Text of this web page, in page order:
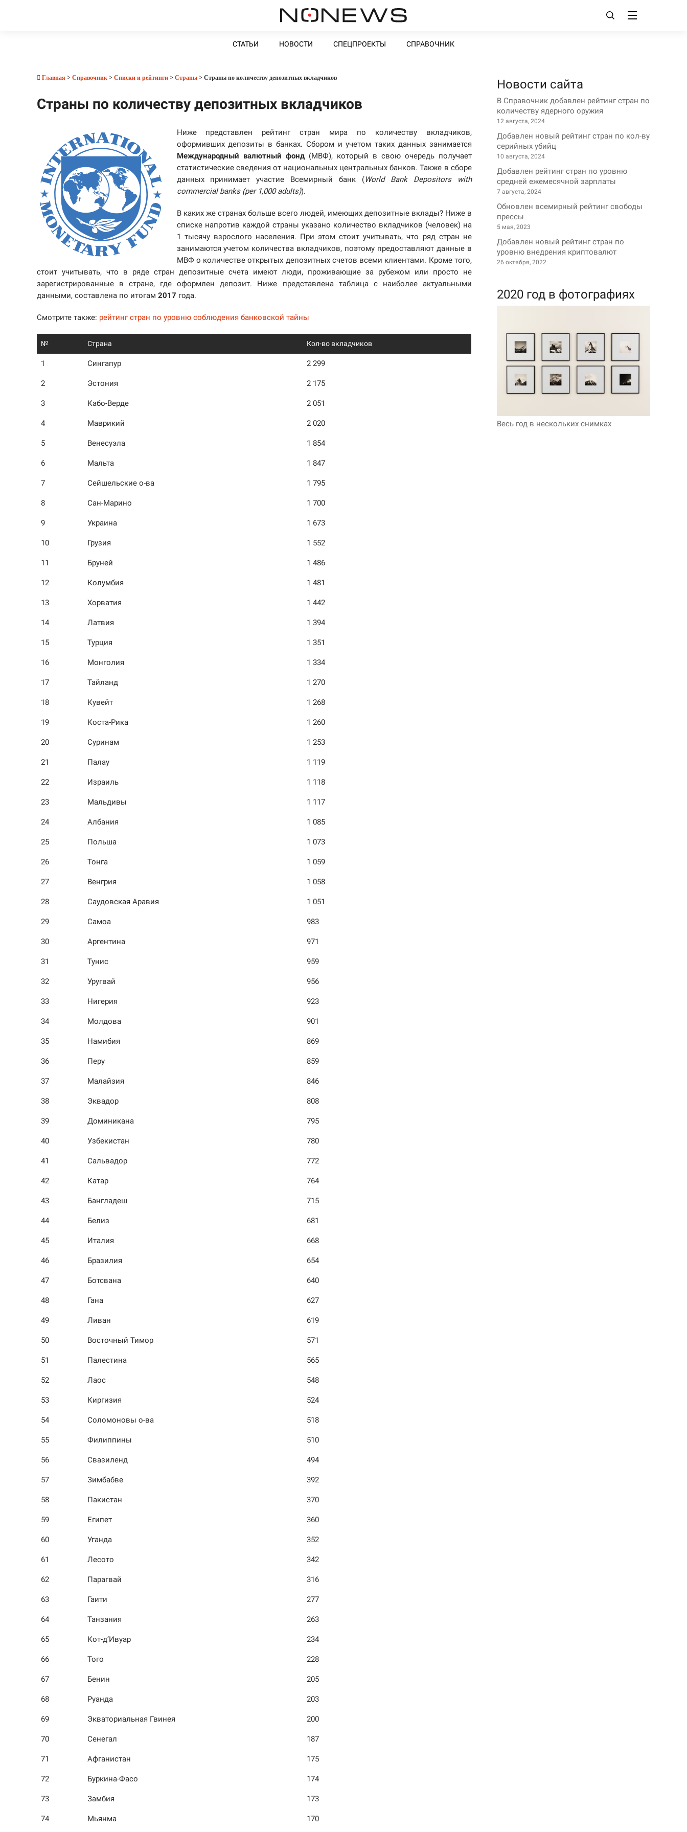
СТАТЬИ НОВОСТИ СПЕЦПРОЕКТЫ СПРАВОЧНИК
Главная > Справочник > Списки и рейтинги > Страны > Страны по количеству депозитных вкладчиков
Страны по количеству депозитных вкладчиков
Ниже представлен рейтинг стран мира по количеству вкладчиков,
оформивших депозиты в банках. Сбором и учетом таких данных занимается
Международный валютный фонд(МВФ), который в свою очередь получает
статистические сведения от национальных центральных банков. Также в сборе
данных принимает участие Всемирный банк (World Bank Depositors with
commercial banks (per 1,000 adults)).
В каких же странах больше всего людей, имеющих депозитные вклады? Ниже в
списке напротив каждой страны указано количество вкладчиков (человек) на
1 тысячу взрослого населения. При этом стоит учитывать, что ряд стран не
занимаются учетом количества вкладчиков, поэтому предоставляют данные в
МВФ о количестве открытых депозитных счетов всеми клиентами. Кроме того,
стоит учитывать, что в ряде стран депозитные счета имеют люди, проживающие за рубежом или просто не
зарегистрированные в стране, где оформлен депозит. Ниже представлена таблица с наиболее актуальными
данными, составлена по итогам 2017 года.
Смотрите также: рейтинг стран по уровню соблюдения банковской тайны
№ Страна Кол-во вкладчиков
1 Сингапур 2 299
2 Эстония 2 175
3 Кабо-Верде 2 051
4 Маврикий 2 020
5 Венесуэла 1 854
6 Мальта 1 847
7 Сейшельские о-ва 1 795
8 Сан-Марино 1 700
9 Украина 1 673
10 Грузия 1 552
11 Бруней 1 486
12 Колумбия 1 481
13 Хорватия 1 442
14 Латвия 1 394
15 Турция 1 351
16 Монголия 1 334
17 Тайланд 1 270
18 Кувейт 1 268
19 Коста-Рика 1 260
20 Суринам 1 253
21 Палау 1 119
22 Израиль 1 118
23 Мальдивы 1 117
24 Албания 1 085
25 Польша 1 073
26 Тонга 1 059
27 Венгрия 1 058
28 Саудовская Аравия 1 051
29 Самоа 983
30 Аргентина 971
31 Тунис 959
32 Уругвай 956
33 Нигерия 923
34 Молдова 901
35 Намибия 869
36 Перу 859
37 Малайзия 846
38 Эквадор 808
39 Доминикана 795
40 Узбекистан 780
41 Сальвадор 772
42 Катар 764
43 Бангладеш 715
44 Белиз 681
45 Италия 668
46 Бразилия 654
47 Ботсвана 640
48 Гана 627
49 Ливан 619
50 Восточный Тимор 571
51 Палестина 565
52 Лаос 548
53 Киргизия 524
54 Соломоновы о-ва 518
55 Филиппины 510
56 Свазиленд 494
57 Зимбабве 392
58 Пакистан 370
59 Египет 360
60 Уганда 352
61 Лесото 342
62 Парагвай 316
63 Гаити 277
64 Танзания 263
65 Кот-д’Ивуар 234
66 Того 228
67 Бенин 205
68 Руанда 203
69 Экваториальная Гвинея 200
70 Сенегал 187
71 Афганистан 175
72 Буркина-Фасо 174
73 Замбия 173
74 Мьянма 170
Новости сайта
В Справочник добавлен рейтинг стран по
количеству ядерного оружия
12 августа, 2024
Добавлен новый рейтинг стран по кол-ву
серийных убийц
10 августа, 2024
Добавлен рейтинг стран по уровню
средней ежемесячной зарплаты
7 августа, 2024
Обновлен всемирный рейтинг свободы
прессы
5 мая, 2023
Добавлен новый рейтинг стран по
уровню внедрения криптовалют
26 октября, 2022
2020 год в фотографиях
Весь год в нескольких снимках